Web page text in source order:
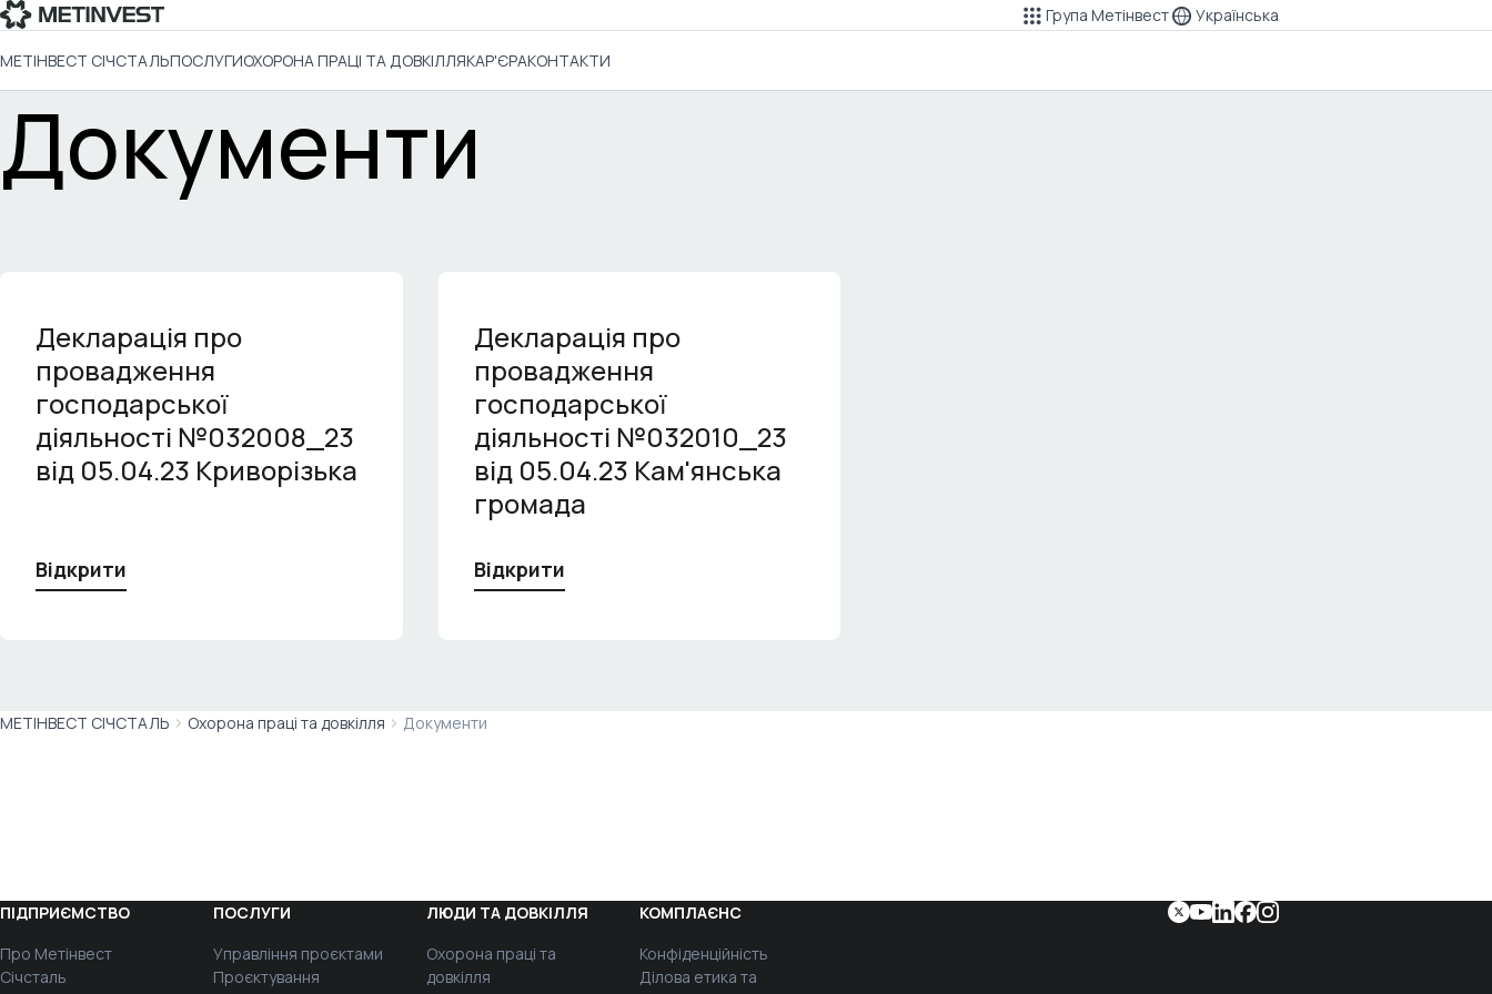
Група Метінвест Українська
МЕТІНВЕСТ СІЧСТАЛЬПОСЛУГИОХОРОНА ПРАЦІ ТА ДОВКІЛЛЯКАР'ЄРАКОНТАКТИ
Документи
Декларація про
провадження
господарської
діяльності №032008_23
від 05.04.23 Криворізька
Відкрити
Декларація про
провадження
господарської
діяльності №032010_23
від 05.04.23 Кам'янська
громада
Відкрити
МЕТІНВЕСТ СІЧСТАЛЬ Охорона праці та довкілля Документи
ПІДПРИЄМСТВО
Про Метінвест
Січсталь
ПОСЛУГИ
Управління проєктами
Проєктування
ЛЮДИ ТА ДОВКІЛЛЯ
Охорона праці та
довкілля
КОМПЛАЄНС
Конфіденційність
Ділова етика та